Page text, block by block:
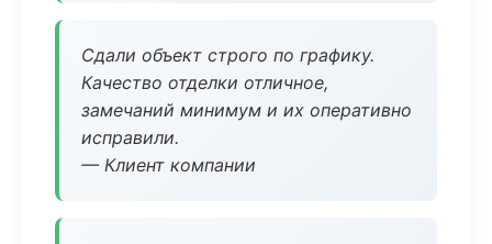
Сдали объект строго по графику.
Качество отделки отличное,
замечаний минимум и их оперативно
исправили.
— Клиент компании